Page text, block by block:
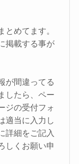
めてます。
掲載する事が
が間違ってる
したら、ペー
ジの受付フォ
適当に入力し
詳細をご記入
しくお願い申